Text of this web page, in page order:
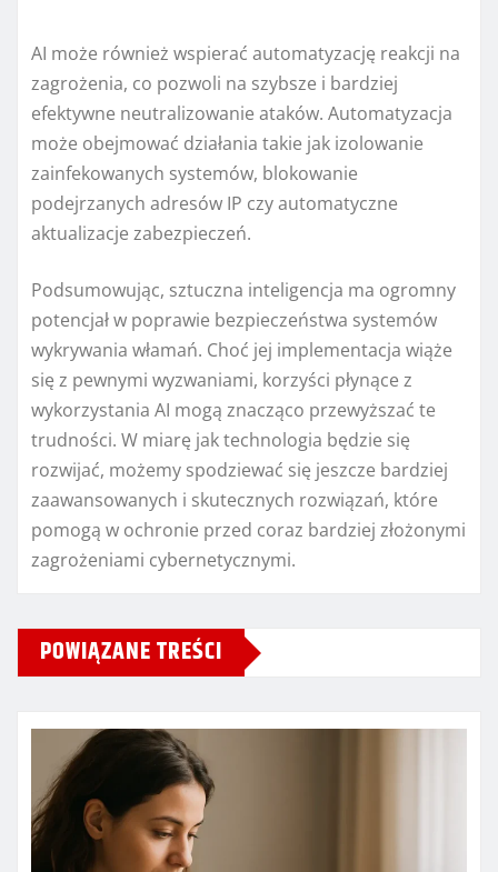
AI może również wspierać automatyzację reakcji na
zagrożenia, co pozwoli na szybsze i bardziej
efektywne neutralizowanie ataków. Automatyzacja
może obejmować działania takie jak izolowanie
zainfekowanych systemów, blokowanie
podejrzanych adresów IP czy automatyczne
aktualizacje zabezpieczeń.
Podsumowując, sztuczna inteligencja ma ogromny
potencjał w poprawie bezpieczeństwa systemów
wykrywania włamań. Choć jej implementacja wiąże
się z pewnymi wyzwaniami, korzyści płynące z
wykorzystania AI mogą znacząco przewyższać te
trudności. W miarę jak technologia będzie się
rozwijać, możemy spodziewać się jeszcze bardziej
zaawansowanych i skutecznych rozwiązań, które
pomogą w ochronie przed coraz bardziej złożonymi
zagrożeniami cybernetycznymi.
POWIĄZANE TREŚCI